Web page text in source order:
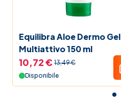
Equilibra Aloe Dermo Gel
Multiattivo 150 ml
10,72 € 13,49 €
Disponibile